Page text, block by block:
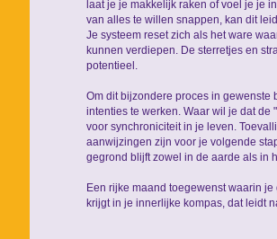
laat je je makkelijk raken of voel je je
van alles te willen snappen, kan dit
Je systeem reset zich als het ware
kunnen verdiepen. De sterretjes en
potentieel.
Om dit bijzondere proces in
intenties te werken. Waar wil je dat
voor synchroniciteit in je leven.
aanwijzingen zijn voor je volgende
gegrond blijft zowel in de aarde als in
Een rijke maand toegewenst waarin
krijgt in je innerlijke kompas, dat leidt